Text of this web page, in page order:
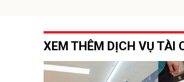
XEM THÊM DỊCH VỤ TÀI